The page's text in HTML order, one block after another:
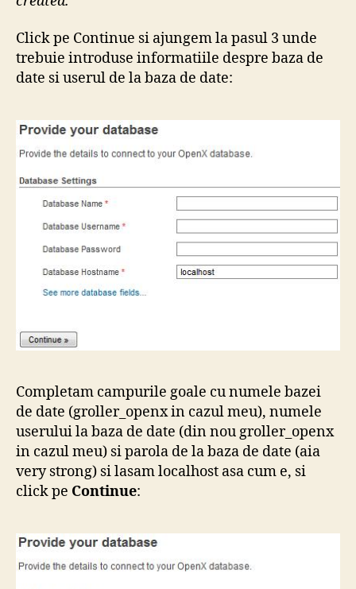
Click pe Continue si ajungem la pasul 3 unde
trebuie introduse informatiile despre baza de
date si userul de la baza de date:
Completam campurile goale cu numele bazei
de date (groller_openx in cazul meu), numele
userului la baza de date (din nou groller_openx
in cazul meu) si parola de la baza de date (aia
very strong) si lasam localhost asa cum e, si
click pe Continue: